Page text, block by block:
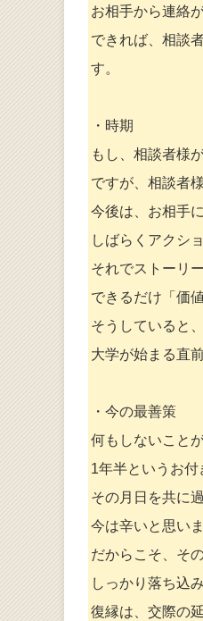
お相手から連絡
できれば、相談
す。
・時期
もし、相談者様
ですが、相談者
今後は、お相手
しばらくアクシ
それでストーリ
できるだけ「価
そうしていると
大学が始まる直
・今の最善策
何もしないこと
1年半というお付
その月日を共に
今は辛いと思い
だからこそ、そ
しっかり落ち込
復縁は、交際の